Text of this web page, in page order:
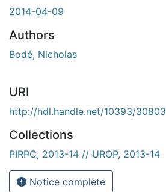
2014-04-09
Authors
Bodé, Nicholas
URI
http://hdl.handle.net/10393/30803
Collections
PIRPC, 2013-14 // UROP, 2013-14
Notice complète